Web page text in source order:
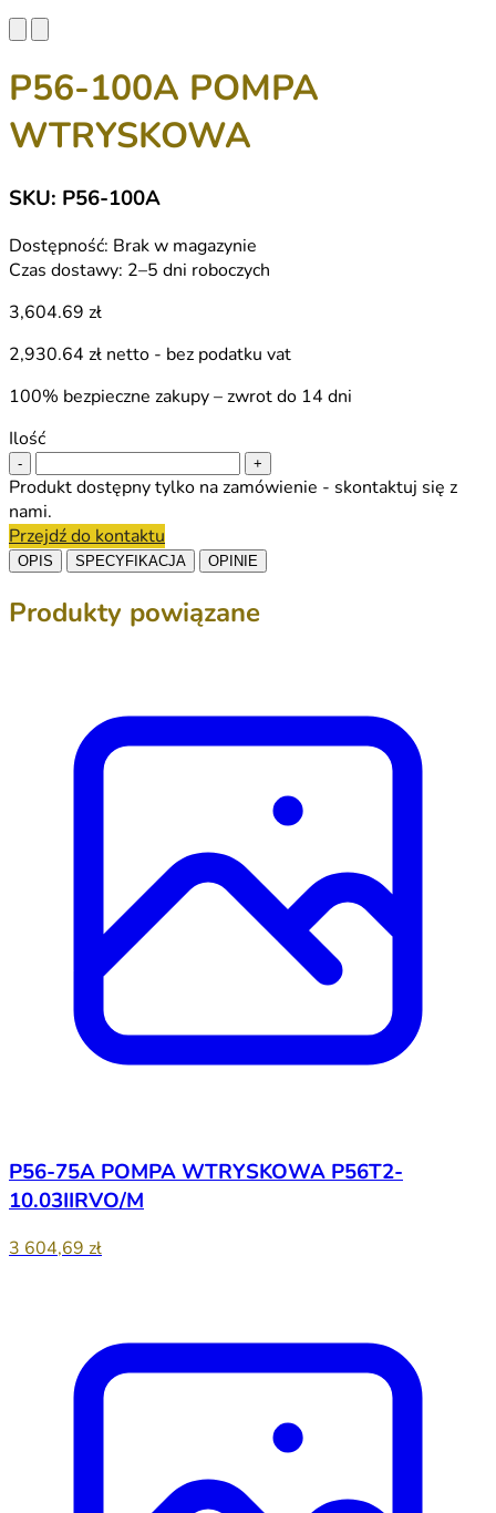
P56-100A POMPA
WTRYSKOWA
SKU: P56-100A
Dostępność: Brak w magazynie
Czas dostawy: 2–5 dni roboczych
3,604.69 zł
2,930.64 zł netto - bez podatku vat
100% bezpieczne zakupy – zwrot do 14 dni
Ilość
- +
Produkt dostępny tylko na zamówienie - skontaktuj się z
nami.
Przejdź do kontaktu
OPIS SPECYFIKACJA OPINIE
Produkty powiązane
P56-75A POMPA WTRYSKOWA P56T2-
10.03IIRVO/M
3 604,69 zł